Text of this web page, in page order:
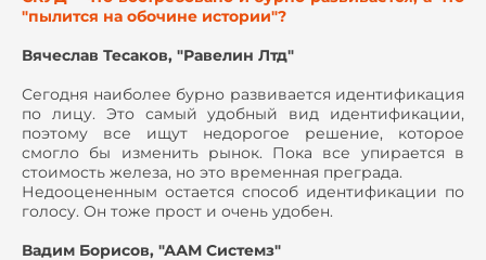
"пылится на обочине истории"?
Вячеслав Тесаков, "Равелин Лтд"
Сегодня наиболее бурно развивается идентификация
по лицу. Это самый удобный вид идентификации,
поэтому все ищут недорогое решение, которое
смогло бы изменить рынок. Пока все упирается в
стоимость железа, но это временная преграда.
Недооцененным остается способ идентификации по
голосу. Он тоже прост и очень удобен.
Вадим Борисов, "ААМ Системз"